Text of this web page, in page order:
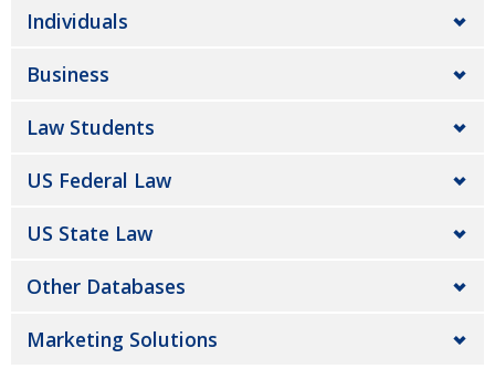
Individuals
Business
Law Students
US Federal Law
US State Law
Other Databases
Marketing Solutions